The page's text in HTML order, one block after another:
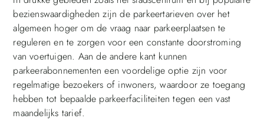
bezienswaardigheden zijn de parkeertarieven over het
algemeen hoger om de vraag naar parkeerplaatsen te
reguleren en te zorgen voor een constante doorstroming
van voertuigen. Aan de andere kant kunnen
parkeerabonnementen een voordelige optie zijn voor
regelmatige bezoekers of inwoners, waardoor ze toegang
hebben tot bepaalde parkeerfaciliteiten tegen een vast
maandelijks tarief.